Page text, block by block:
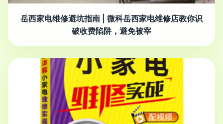
岳西家电维修避坑指南 | 微科岳西家电维修店教你识
破收费陷阱，避免被宰